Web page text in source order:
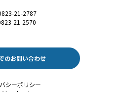
21-2787
21-2570
のお問い合わせ
シーポリシー